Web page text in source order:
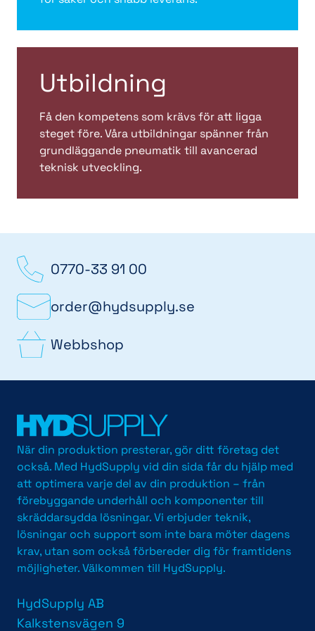
Utbildning
Få den kompetens som krävs för att ligga
steget före. Våra utbildningar spänner från
grundläggande pneumatik till avancerad
teknisk utveckling.
0770-33 91 00
order@hydsupply.se
Webbshop
När din produktion presterar, gör ditt företag det
också. Med HydSupply vid din sida får du hjälp med
att optimera varje del av din produktion – från
förebyggande underhåll och komponenter till
skräddarsydda lösningar. Vi erbjuder teknik,
lösningar och support som inte bara möter dagens
krav, utan som också förbereder dig för framtidens
möjligheter. Välkommen till HydSupply.
HydSupply AB
Kalkstensvägen 9